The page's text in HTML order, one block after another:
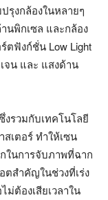
รุงกล้องในหลายๆ
นพิกเซล และกล้อง
ตฟังก์ชั่น Low Light
จน และ แสงด้าน
รวมกับเทคโนโลยี
สเตอร์ ทำให้เซน
ในการจับภาพที่ฉาก
ตสำคัญในช่วงที่เร่ง
ม่ต้องเสียเวลาใน